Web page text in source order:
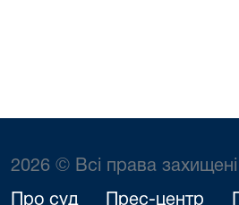
2026 © Всі права захищені
Про суд Прес-центр